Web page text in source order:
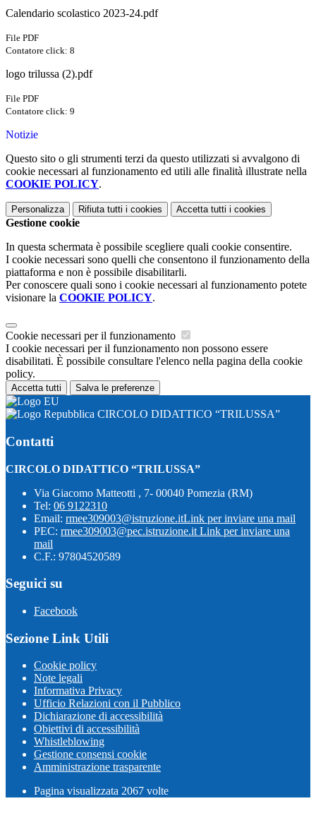
Calendario scolastico 2023-24.pdf
File PDF
Contatore click: 8
logo trilussa (2).pdf
File PDF
Contatore click: 9
Notizie
Questo sito o gli strumenti terzi da questo utilizzati si avvalgono di
cookie necessari al funzionamento ed utili alle finalità illustrate nella
COOKIE POLICY.
Personalizza Rifiuta tutti i cookies Accetta tutti i cookies
Gestione cookie
In questa schermata è possibile scegliere quali cookie consentire.
I cookie necessari sono quelli che consentono il funzionamento della
piattaforma e non è possibile disabilitarli.
Per conoscere quali sono i cookie necessari al funzionamento potete
visionare la COOKIE POLICY.
Cookie necessari per il funzionamento
I cookie necessari per il funzionamento non possono essere
disabilitati. È possibile consultare l'elenco nella pagina della cookie
policy.
Accetta tutti Salva le preferenze
CIRCOLO DIDATTICO “TRILUSSA”
Contatti
CIRCOLO DIDATTICO “TRILUSSA”
Via Giacomo Matteotti , 7- 00040 Pomezia (RM)
Tel: 06 9122310
Email: rmee309003@istruzione.itLink per inviare una mail
PEC: rmee309003@pec.istruzione.it Link per inviare una
mail
C.F.: 97804520589
Seguici su
Facebook
Sezione Link Utili
Cookie policy
Note legali
Informativa Privacy
Ufficio Relazioni con il Pubblico
Dichiarazione di accessibilità
Obiettivi di accessibilità
Whistleblowing
Gestione consensi cookie
Amministrazione trasparente
Pagina visualizzata 2067 volte